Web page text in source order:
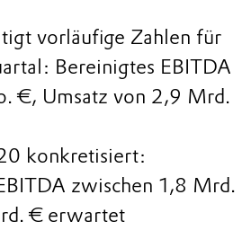
vorläufige Zahlen für
Bereinigtes EBITDA
€, Umsatz von 2,9 Mrd.
konkretisiert:
zwischen 1,8 Mrd.
€ erwartet